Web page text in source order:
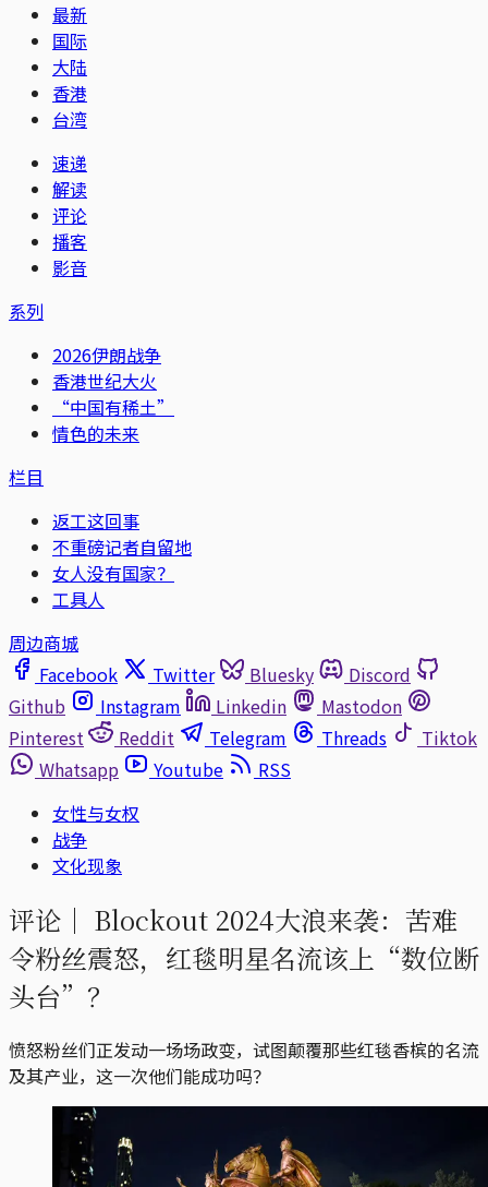
最新
国际
大陆
香港
台湾
速递
解读
评论
播客
影音
系列
2026伊朗战争
香港世纪大火
“中国有稀土”
情色的未来
栏目
返工这回事
不重磅记者自留地
女人没有国家？
工具人
周边商城
Facebook
Twitter Bluesky
Discord
Github
Instagram Linkedin
Mastodon
Pinterest
Reddit Telegram Threads
Tiktok
Whatsapp
Youtube
RSS
女性与女权
战争
文化现象
评论｜ Blockout 2024大浪来袭：苦难
令粉丝震怒，红毯明星名流该上“数位断
头台”？
愤怒粉丝们正发动一场场政变，试图颠覆那些红毯香槟的名流
及其产业，这一次他们能成功吗？